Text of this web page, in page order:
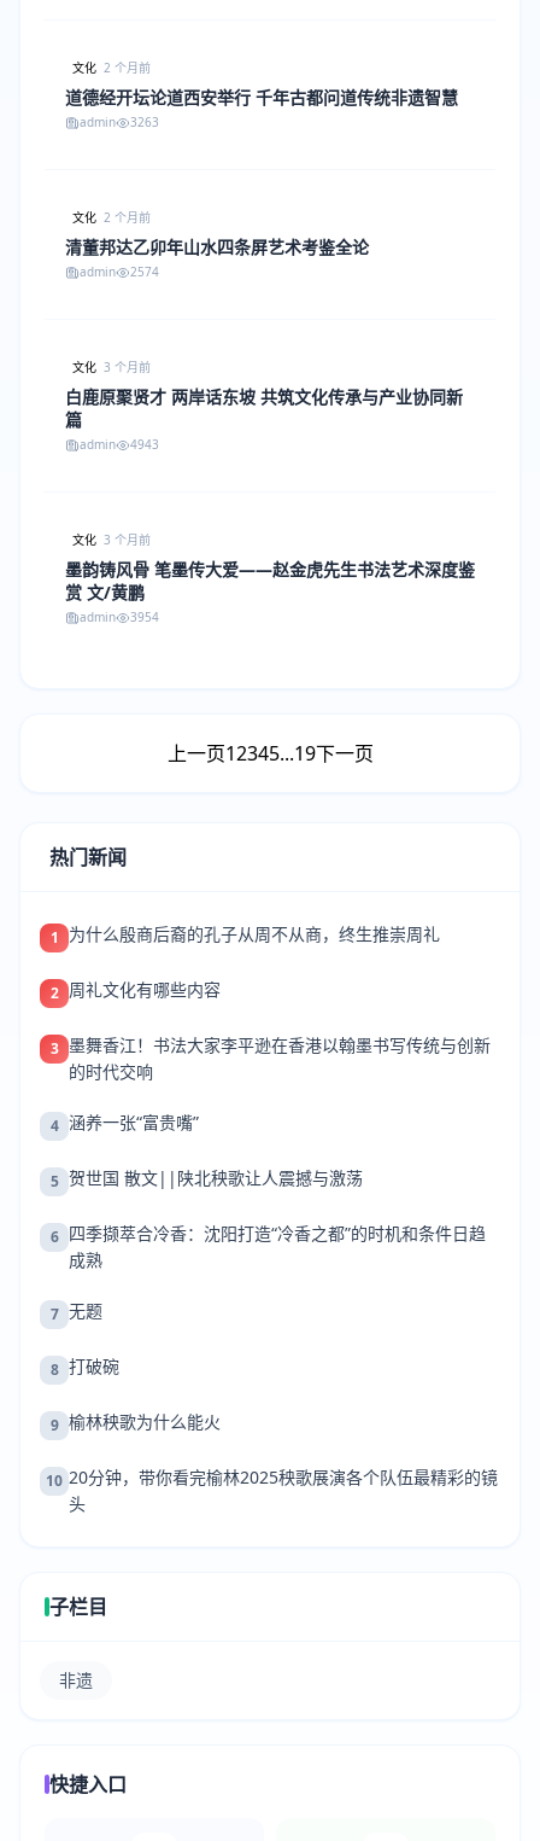
文化 2 个月前
道德经开坛论道西安举行 千年古都问道传统非遗智慧
admin 3263
文化 2 个月前
清董邦达乙卯年山水四条屏艺术考鉴全论
admin 2574
文化 3 个月前
白鹿原聚贤才 两岸话东坡 共筑文化传承与产业协同新
篇
admin 4943
文化 3 个月前
墨韵铸风骨 笔墨传大爱——赵金虎先生书法艺术深度鉴
赏 文/黄鹏
admin 3954
上一页12345...19下一页
热门新闻
1 为什么殷商后裔的孔子从周不从商，终生推崇周礼
2 周礼文化有哪些内容
3 墨舞香江！书法大家李平逊在香港以翰墨书写传统与创新
的时代交响
4 涵养一张“富贵嘴”
5 贺世国 散文||陕北秧歌让人震撼与激荡
6 四季撷萃合冷香：沈阳打造“冷香之都”的时机和条件日趋
成熟
7 无题
8 打破碗
9 榆林秧歌为什么能火
10 20分钟，带你看完榆林2025秧歌展演各个队伍最精彩的镜
头
子栏目
非遗
快捷入口